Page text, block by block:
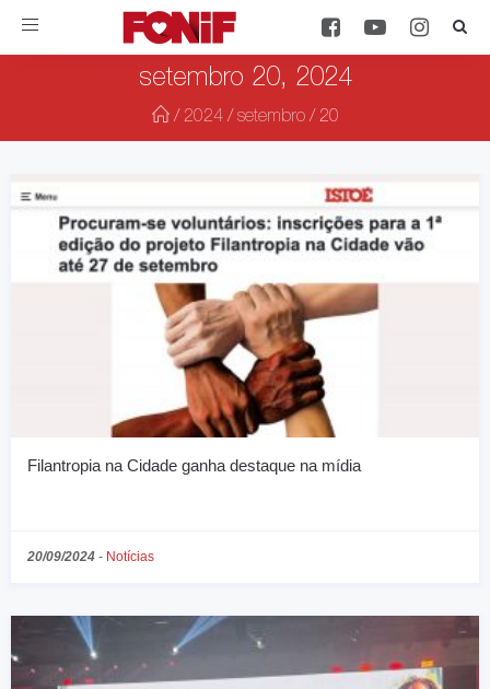
Toggle
setembro 20, 2024
/ 2024/ setembro/ 20
Filantropia na Cidade ganha destaque na mídia
20/09/2024 - Notícias